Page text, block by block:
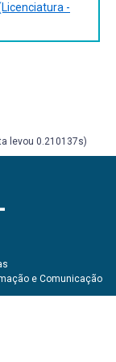
-
levou 0.210137s)
e Comunicação